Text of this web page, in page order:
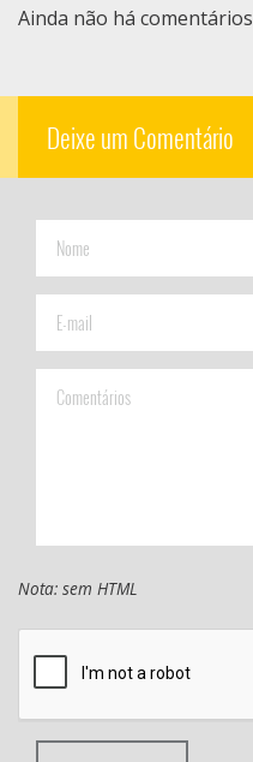
Ainda não há comentários
Deixe um Comentário
Nota: sem HTML